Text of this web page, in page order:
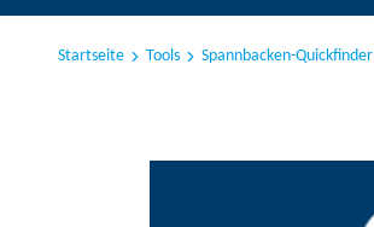
Startseite Tools Spannbacken-Quickfinder